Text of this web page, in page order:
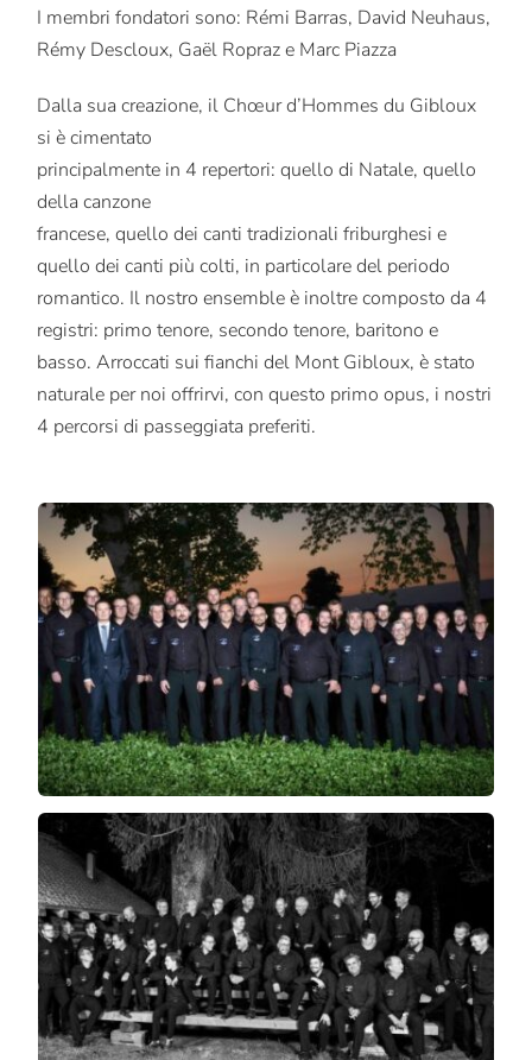
I membri fondatori sono: Rémi Barras, David Neuhaus,
Rémy Descloux, Gaël Ropraz e Marc Piazza
Dalla sua creazione, il Chœur d’Hommes du Gibloux
si è cimentato
principalmente in 4 repertori: quello di Natale, quello
della canzone
francese, quello dei canti tradizionali friburghesi e
quello dei canti più colti, in particolare del periodo
romantico. Il nostro ensemble è inoltre composto da 4
registri: primo tenore, secondo tenore, baritono e
basso. Arroccati sui fianchi del Mont Gibloux, è stato
naturale per noi offrirvi, con questo primo opus, i nostri
4 percorsi di passeggiata preferiti.